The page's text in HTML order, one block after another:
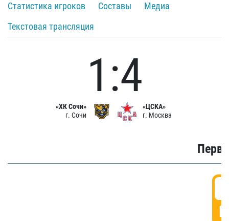
Статистика игроков
Составы
Медиа
Текстовая трансляция
«ХК Сочи»
г. Сочи
1:4
«ЦСКА»
г. Москва